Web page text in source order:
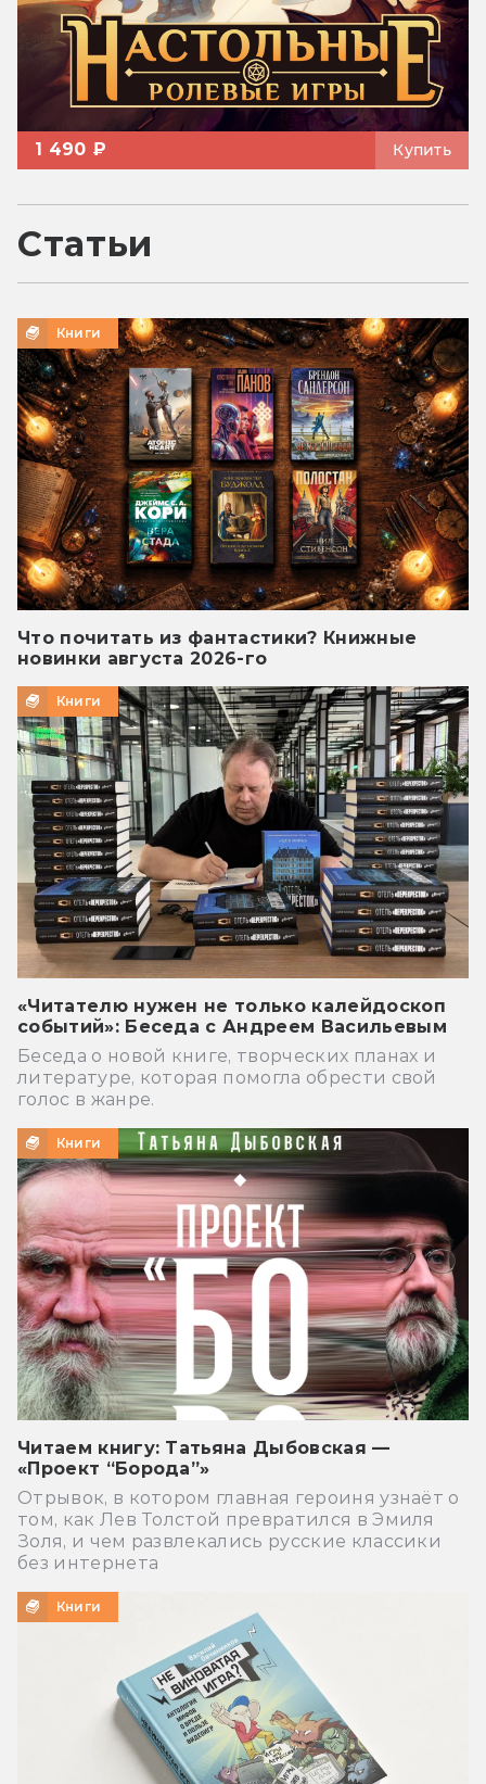
1 490 ₽ Купить
Статьи
Книги
Что почитать из фантастики? Книжные
новинки августа 2026-го
Книги
«Читателю нужен не только калейдоскоп
событий»: Беседа с Андреем Васильевым
Беседа о новой книге, творческих планах и
литературе, которая помогла обрести свой
голос в жанре.
Книги
Читаем книгу: Татьяна Дыбовская —
«Проект “Борода”»
Отрывок, в котором главная героиня узнаёт о
том, как Лев Толстой превратился в Эмиля
Золя, и чем развлекались русские классики
без интернета
Книги